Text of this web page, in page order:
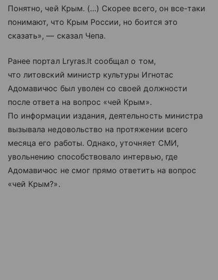
Понятно, чей Крым. (…) Скорее всего, он все-таки
понимают, что Крым России, но боится это
сказать», — сказал Чепа.
Ранее портал Lryras.lt сообщал о том,
что литовский министр культуры Игнотас
Адомавичюс был уволен со своей должности
после ответа на вопрос «чей Крым».
По информации издания, деятельность министра
вызывала недовольство на протяжении всего
месяца его работы. Однако, уточняет СМИ,
увольнению способствовало интервью, где
Адомавичюс не смог прямо ответить на вопрос
«чей Крым?».